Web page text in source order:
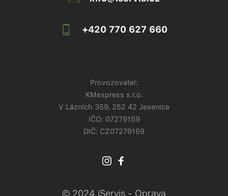
+420 770 627 660
Provozovatel:
KMexpress s.r.o.
V Lázních 359, 252 42 Jesenice
IČO: 07279159
DIČ: CZ07279159
© 2024 iServis - Oprava